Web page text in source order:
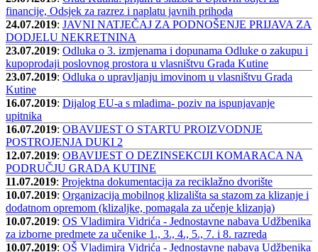
financije, Odsjek za razrez i naplatu javnih prihoda
24.07.2019: JAVNI NATJEČAJ ZA PODNOŠENJE PRIJAVA ZA
DODJELU NEKRETNINA
23.07.2019: Odluka o 3. izmjenama i dopunama Odluke o zakupu i
kupoprodaji poslovnog prostora u vlasništvu Grada Kutine
23.07.2019: Odluka o upravljanju imovinom u vlasništvu Grada
Kutine
16.07.2019: Dijalog EU-a s mladima- poziv na ispunjavanje
upitnika
16.07.2019: OBAVIJEST O STARTU PROIZVODNJE
POSTROJENJA DUKI 2
12.07.2019: OBAVIJEST O DEZINSEKCIJI KOMARACA NA
PODRUČJU GRADA KUTINE
11.07.2019: Projektna dokumentacija za reciklažno dvorište
10.07.2019: Organizacija mobilnog klizališta sa stazom za klizanje i
dodatnom opremom (klizaljke, pomagala za učenje klizanja)
10.07.2019: OS Vladimira Vidrića - Jednostavne nabava Udžbenika
za izborne predmete za učenike 1., 3., 4., 5., 7. i 8. razreda
10.07.2019: OŠ Vladimira Vidrića - Jednostavne nabava Udžbenika